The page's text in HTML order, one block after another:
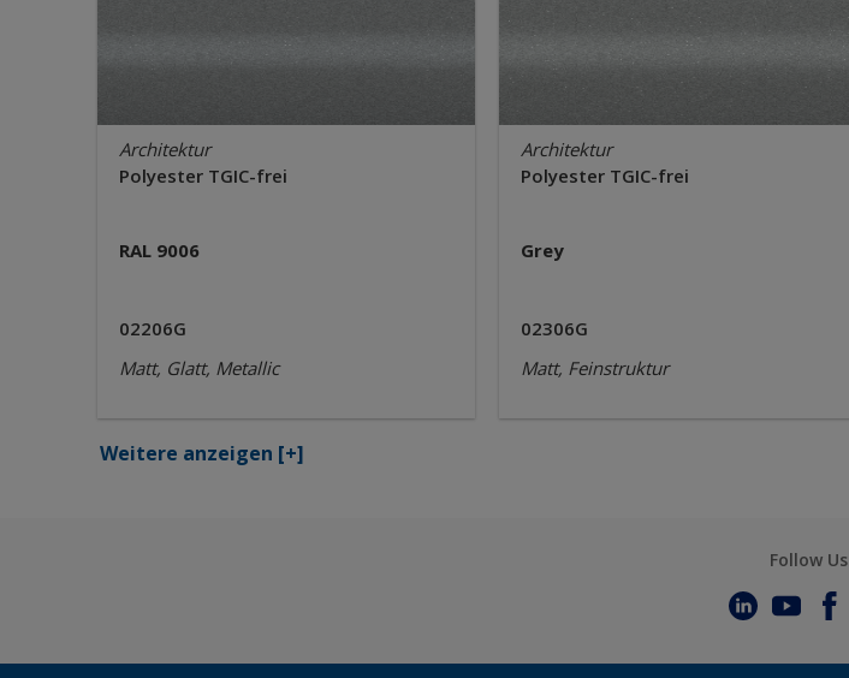
Architektur
Polyester TGIC-frei
RAL 9006
02206G
Matt, Glatt, Metallic
Architektur
Polyester TGIC-frei
Grey
02306G
Matt, Feinstruktur
Weitere anzeigen [+]
Follow Us